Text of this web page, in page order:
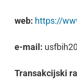
web: https://
e-mail:
Transakcijski